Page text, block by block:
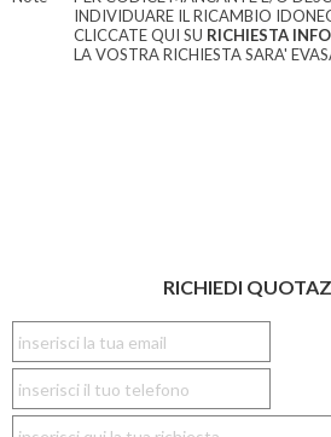
INDIVIDUARE IL RICAMBIO
CLICCATE QUI SU RICHIESTA
LA VOSTRA RICHIESTA SARA'
RICHIEDI